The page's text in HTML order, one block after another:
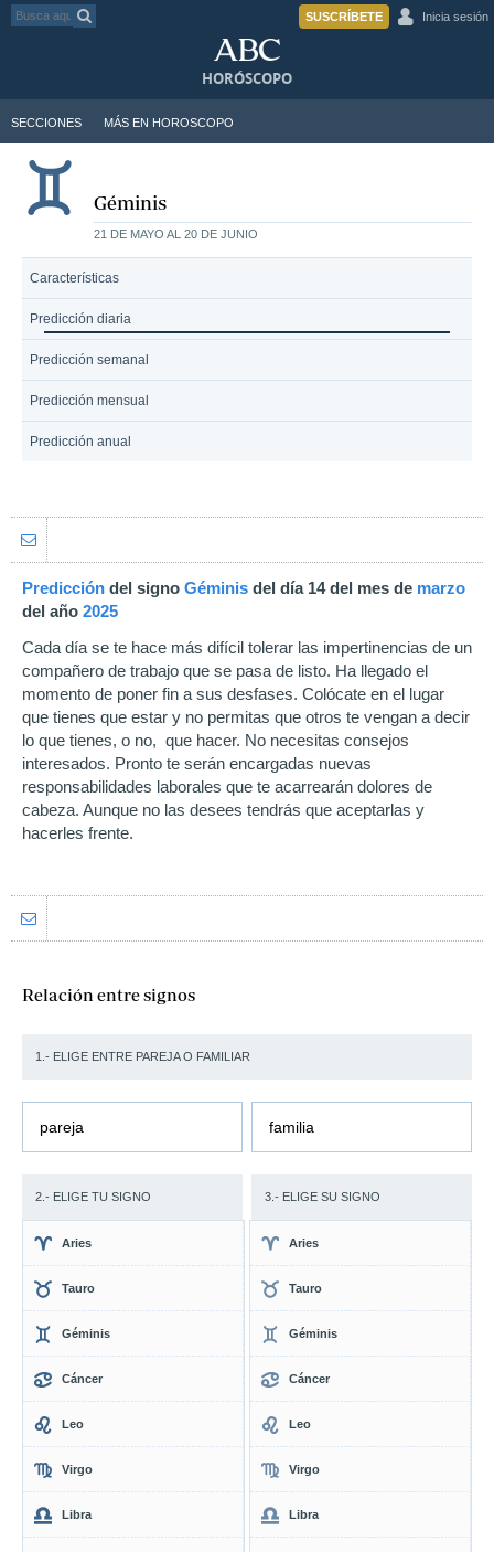
SUSCRÍBETE Inicia sesión
SECCIONES MÁS EN HOROSCOPO
HORÓSCOPO
Géminis
21 DE MAYO AL 20 DE JUNIO
Características
Predicción diaria
Predicción semanal
Predicción mensual
Predicción anual
Predicción del signo Géminis del día 14 del mes de marzo
del año 2025
Cada día se te hace más difícil tolerar las impertinencias de un
compañero de trabajo que se pasa de listo. Ha llegado el
momento de poner fin a sus desfases. Colócate en el lugar
que tienes que estar y no permitas que otros te vengan a decir
lo que tienes, o no, que hacer. No necesitas consejos
interesados. Pronto te serán encargadas nuevas
responsabilidades laborales que te acarrearán dolores de
cabeza. Aunque no las desees tendrás que aceptarlas y
hacerles frente.
Relación entre signos
1.- ELIGE ENTRE PAREJA O FAMILIAR
pareja familia
2.- ELIGE TU SIGNO 3.- ELIGE SU SIGNO
Aries
Tauro
Géminis
Cáncer
Leo
Virgo
Libra
Aries
Tauro
Géminis
Cáncer
Leo
Virgo
Libra